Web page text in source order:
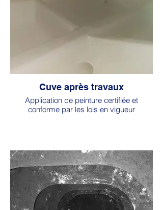
Cuve après travaux
Application de peinture certifiée et
conforme par les lois en vigueur